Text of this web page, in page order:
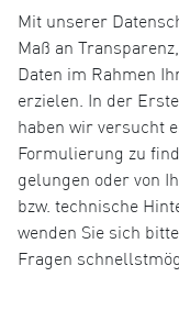
Mit unserer
Maß an
Daten im Rahmen
erzielen. In der
haben wir versucht
Formulierung zu
gelungen oder von
bzw. technische
wenden Sie sich
Fragen